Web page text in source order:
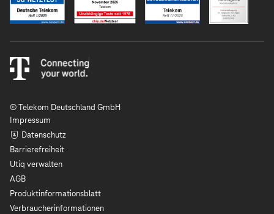
© Telekom Deutschland GmbH
Impressum
Datenschutz
Barrierefreiheit
Utiq verwalten
AGB
Produktinformationsblatt
Verbraucherinformationen